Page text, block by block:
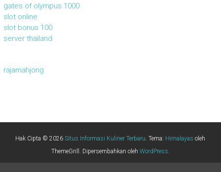
gates of olympus 1000
slot online
slot bonus 100
server thailand
rajamahjong
Hak Cipta © 2026Situs Informasi Kuliner Terbaru . Tema: Himalayas oleh
ThemeGrill. Dipersembahkan oleh WordPress